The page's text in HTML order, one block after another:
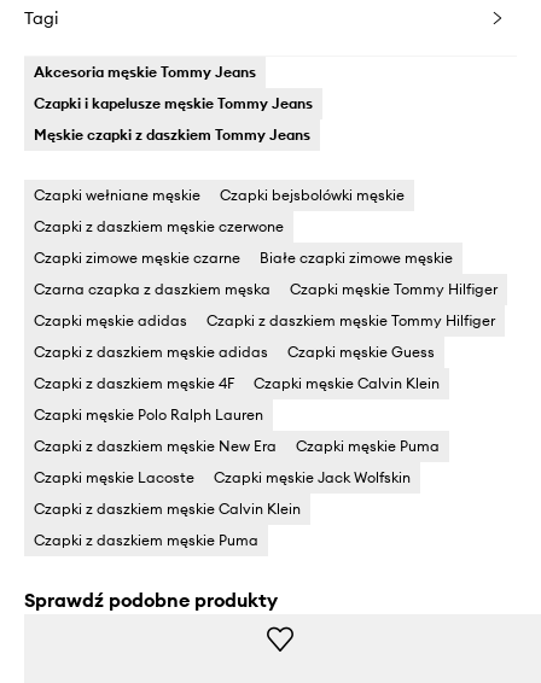
Tagi
Akcesoria męskie Tommy Jeans
Czapki i kapelusze męskie Tommy Jeans
Męskie czapki z daszkiem Tommy Jeans
Czapki wełniane męskie
Czapki bejsbolówki męskie
Czapki z daszkiem męskie czerwone
Czapki zimowe męskie czarne
Białe czapki zimowe męskie
Czarna czapka z daszkiem męska
Czapki męskie Tommy Hilfiger
Czapki męskie adidas
Czapki z daszkiem męskie Tommy Hilfiger
Czapki z daszkiem męskie adidas
Czapki męskie Guess
Czapki z daszkiem męskie 4F
Czapki męskie Calvin Klein
Czapki męskie Polo Ralph Lauren
Czapki z daszkiem męskie New Era
Czapki męskie Puma
Czapki męskie Lacoste
Czapki męskie Jack Wolfskin
Czapki z daszkiem męskie Calvin Klein
Czapki z daszkiem męskie Puma
Sprawdź podobne produkty